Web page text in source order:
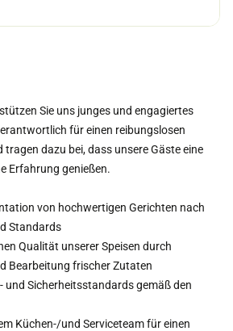
Sie uns junges und engagiertes
für einen reibungslosen
tragen dazu bei, dass unsere Gäste eine
Erfahrung genießen.
von hochwertigen Gerichten nach
Standards
Qualität unserer Speisen durch
Bearbeitung frischer Zutaten
und Sicherheitsstandards gemäß den
Küchen-/und Serviceteam für einen